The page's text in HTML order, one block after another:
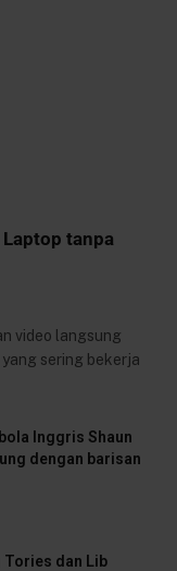
tanpa
video langsung
sering bekerja
Inggris Shaun
dengan barisan
Tories dan Lib